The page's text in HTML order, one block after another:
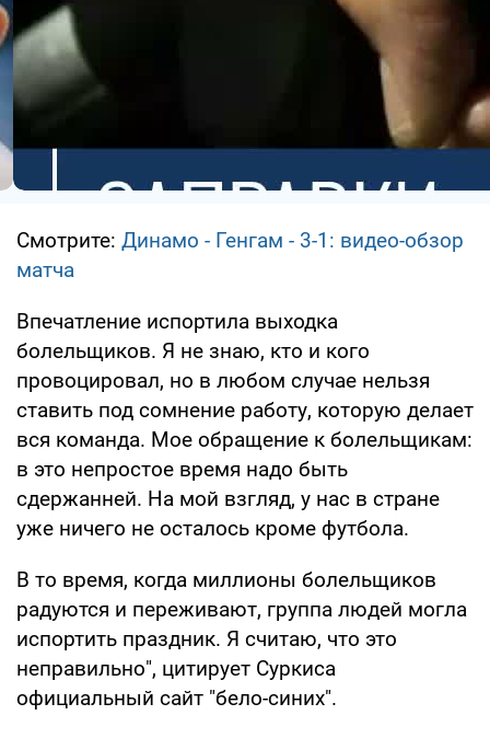
Смотрите: Динамо - Генгам - 3-1: видео-обзор
матча
Впечатление испортила выходка
болельщиков. Я не знаю, кто и кого
провоцировал, но в любом случае нельзя
ставить под сомнение работу, которую делает
вся команда. Мое обращение к болельщикам:
в это непростое время надо быть
сдержанней. На мой взгляд, у нас в стране
уже ничего не осталось кроме футбола.
В то время, когда миллионы болельщиков
радуются и переживают, группа людей могла
испортить праздник. Я считаю, что это
неправильно", цитирует Суркиса
официальный сайт "бело-синих".